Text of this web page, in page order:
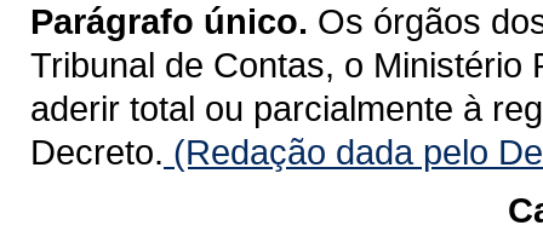
Parágrafo único. Os órgãos
Tribunal de Contas, o Ministério
aderir total ou parcialmente à
Decreto. (Redação dada pelo